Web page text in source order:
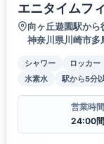
エニタイムフ
向ヶ丘遊園駅から
神奈川県川崎市
シャワー ロッカー
水素水
駅から5分
営業時間
24:00間